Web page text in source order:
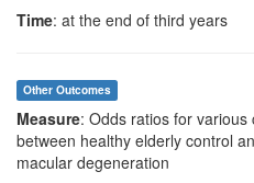
Time: at the end of third years
Other Outcomes
Measure: Odds ratios for
between healthy elderly control
macular degeneration